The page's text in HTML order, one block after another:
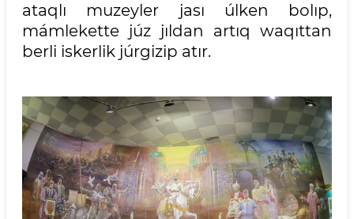
ataqlı muzeyler jası úlken bolıp,
mámlekette júz jıldan artıq waqıttan
berli iskerlik júrgizip atır.